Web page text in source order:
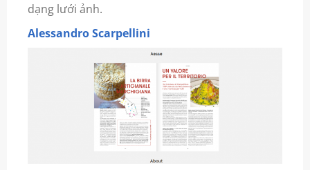
dạng lưới ảnh.
Alessandro Scarpellini